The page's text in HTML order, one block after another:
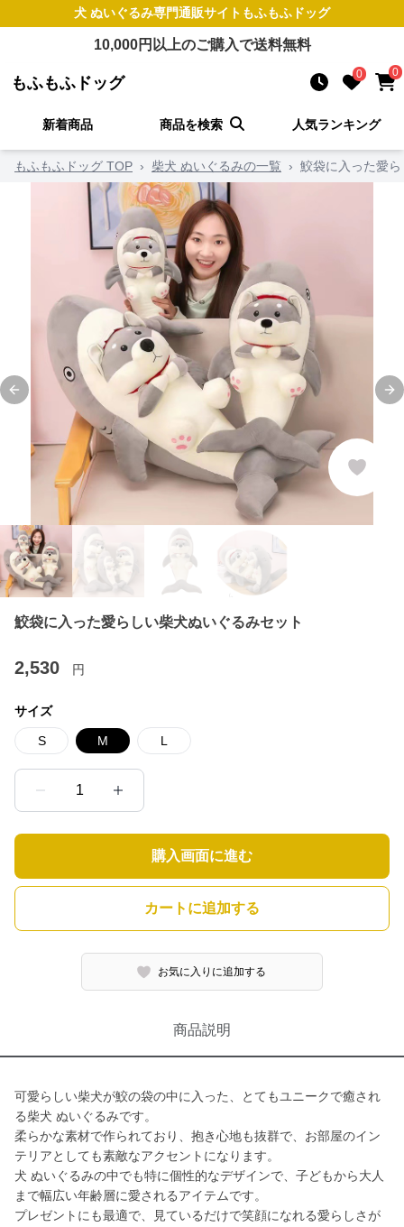
犬 ぬいぐるみ専門通販サイト もふもふドッグ
10,000円以上のご購入で送料無料
もふもふドッグ 0 0
新着商品 商品を検索 人気ランキング
もふもふドッグ TOP › 柴犬 ぬいぐるみの一覧 › 鮫袋に入った愛
Previous slide
鮫袋に入った愛らしい柴犬ぬいぐるみセット
2,530 円
サイズ
S M L
1
購入画面に進む
カートに追加する
お気に入りに追加する
商品説明
可愛らしい柴犬が鮫の袋の中に入った、とてもユニークで癒され
る柴犬 ぬいぐるみです。
柔らかな素材で作られており、抱き心地も抜群で、お部屋のイン
テリアとしても素敵なアクセントになります。
犬 ぬいぐるみの中でも特に個性的なデザインで、子どもから大人
まで幅広い年齢層に愛されるアイテムです。
プレゼントにも最適で、見ているだけで笑顔になれる愛らしさが